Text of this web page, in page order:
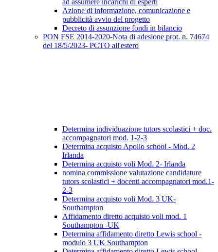
ad assumere incarichi di esperti
Azione di informazione, comunicazione e
pubblicità avvio del progetto
Decreto di assunzione fondi in bilancio
PON FSE 2014-2020-Nota di adesione prot. n. 74674
del 18/5/2023- PCTO all'estero
Determina individuazione tutors scolastici + doc.
accompagnatori mod. 1-2-3
Determina acquisto Apollo school - Mod. 2
Irlanda
Determina acquisto voli Mod. 2- Irlanda
nomina commissione valutazione candidature
tutors scolastici + docenti accompagnatori mod.1-
2-3
Determina acquisto voli Mod. 3 UK-
Southampton
Affidamento diretto acquisto voli mod. 1
Southampton -UK
Determina affidamento diretto Lewis school -
modulo 3 UK Southampton